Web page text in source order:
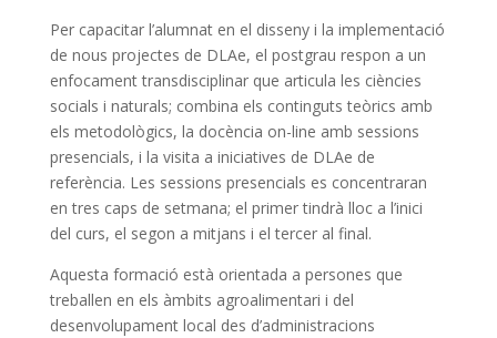
Per capacitar l’alumnat en el disseny i la implementació
de nous projectes de DLAe, el postgrau respon a un
enfocament transdisciplinar que articula les ciències
socials i naturals; combina els continguts teòrics amb
els metodològics, la docència on-line amb sessions
presencials, i la visita a iniciatives de DLAe de
referència. Les sessions presencials es concentraran
en tres caps de setmana; el primer tindrà lloc a l’inici
del curs, el segon a mitjans i el tercer al final.
Aquesta formació està orientada a persones que
treballen en els àmbits agroalimentari i del
desenvolupament local des d’administracions